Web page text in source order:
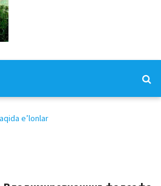
e’lonlar